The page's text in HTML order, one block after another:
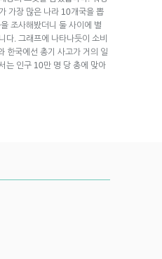
가장 많은 나라 10개국을 뽑
조사해봤더니 둘 사이에 별
다. 그래프에 나타나듯이 소비
한국에선 총기 사고가 거의 일
는 인구 10만 명 당 총에 맞아